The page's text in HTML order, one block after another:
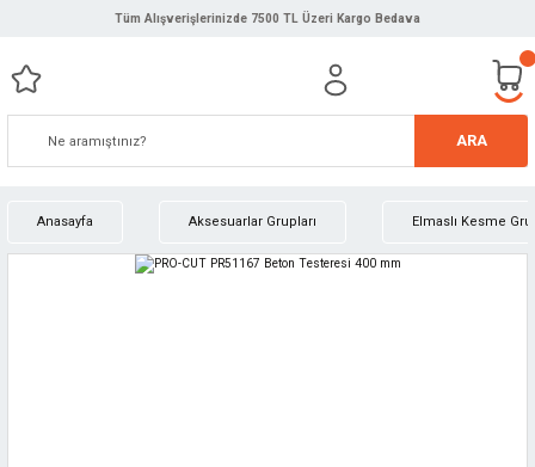
Tüm Alışverişlerinizde 7500 TL Üzeri Kargo Bedava
ARA
Anasayfa Aksesuarlar Grupları Elmaslı Kesme